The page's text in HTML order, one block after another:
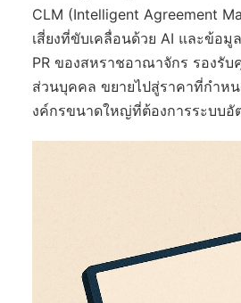
CLM (Intelligent Agreement
เสี่ยงที่ขับเคลื่อนด้วย AI และข้อ
PR ของสหราชอาณาจักร รองรั
ส่วนบุคคล ขยายไปสู่ราคาที่กำห
งค์กรขนาดใหญ่ที่ต้องการระบบ